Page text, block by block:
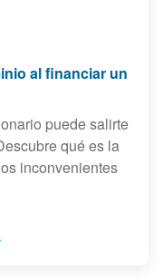
al financiar un
puede salirte
qué es la
inconvenientes